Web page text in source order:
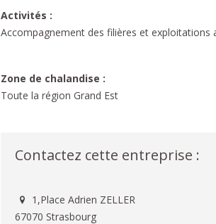
Activités :
Accompagnement des filières et exploitations
Zone de chalandise :
Toute la région Grand Est
Contactez cette entreprise :
1,Place Adrien ZELLER
67070 Strasbourg